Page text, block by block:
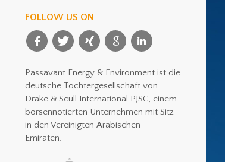
FOLLOW US ON
Passavant Energy & Environment ist die
deutsche Tochtergesellschaft von
Drake & Scull International PJSC, einem
börsennotierten Unternehmen mit Sitz
in den Vereinigten Arabischen
Emiraten.